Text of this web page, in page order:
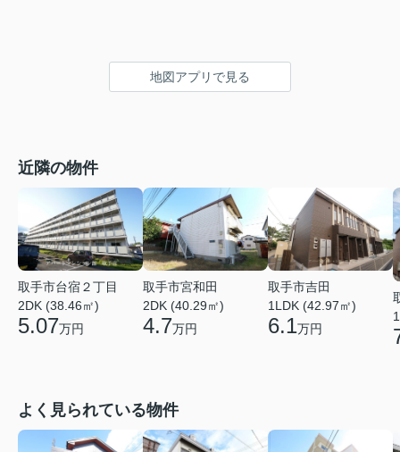
地図アプリで見る
近隣の物件
取手市台宿２丁目
2DK (38.46㎡)
5.07万円
取手市宮和田
2DK (40.29㎡)
4.7万円
取手市吉田
1LDK (42.97㎡)
6.1万円
よく見られている物件